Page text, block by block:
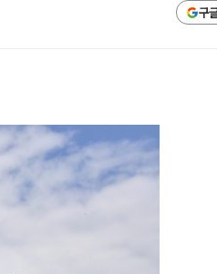
구